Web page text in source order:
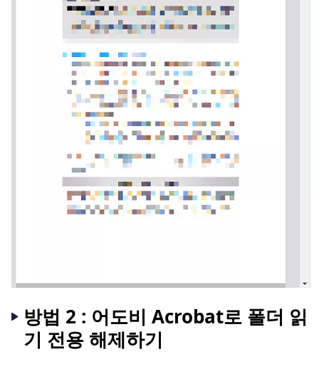
방법 2 : 어도비 Acrobat로 폴더 읽
기 전용 해제하기